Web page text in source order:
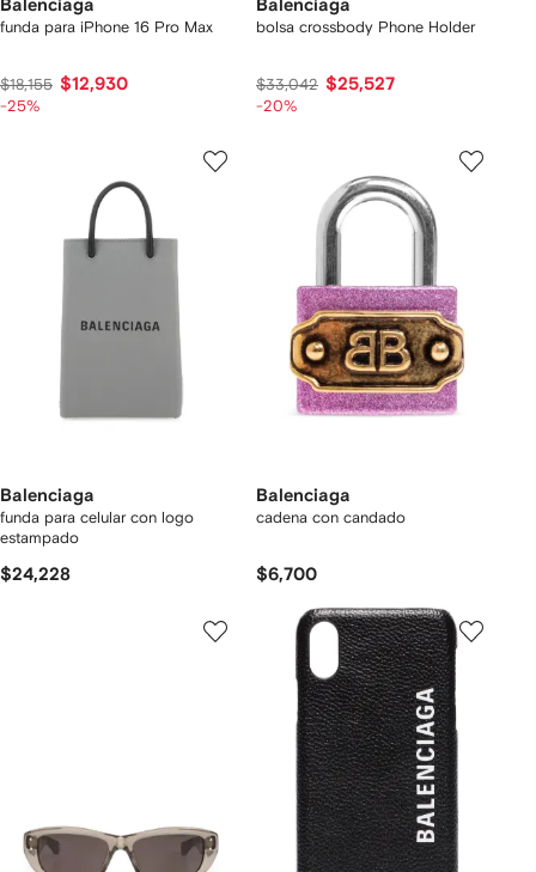
Balenciaga
funda para iPhone 16 Pro Max
$18,155 $12,930
-25%
Balenciaga
bolsa crossbody Phone Holder
$33,042 $25,527
-20%
Balenciaga
funda para celular con logo
estampado
$24,228
Balenciaga
cadena con candado
$6,700